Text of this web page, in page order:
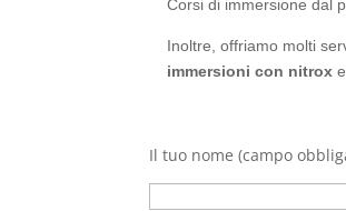
Corsi di immersione dal
Inoltre, offriamo molti
immersioni con nitrox
Il tuo nome (campo